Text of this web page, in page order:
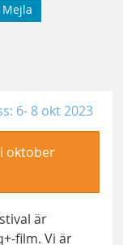
Mejla
6- 8 okt 2023
oktober
är
film. Vi är